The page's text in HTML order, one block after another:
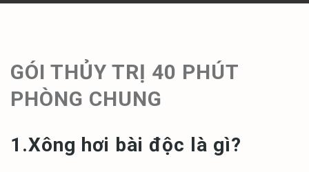
GÓI THỦY TRỊ 40 PHÚT
PHÒNG CHUNG
1.Xông hơi bài độc là gì?